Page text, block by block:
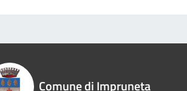
Comune di Impruneta